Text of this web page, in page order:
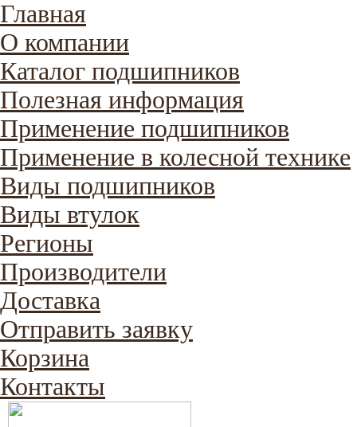
Главная
О компании
Каталог подшипников
Полезная информация
Применение подшипников
Применение в колесной технике
Виды подшипников
Виды втулок
Регионы
Производители
Доставка
Отправить заявку
Корзина
Контакты